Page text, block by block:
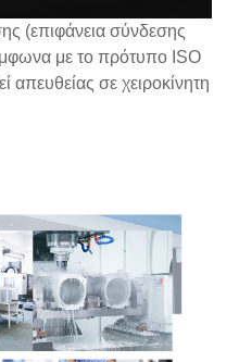
(επιφάνεια σύνδεσης
με το πρότυπο ISO
απευθείας σε χειροκίνητη